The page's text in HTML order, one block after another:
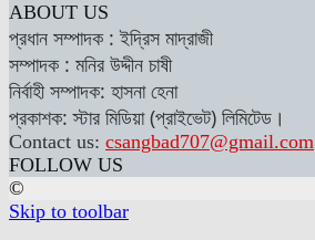
ABOUT US
প্রধান সম্পাদক : ইদ্রিস মাদ্রাজী
সম্পাদক : মনির উদ্দীন চাষী
নির্বাহী সম্পাদক: হাসনা হেনা
প্রকাশক: স্টার মিডিয়া (প্রাইভেট) লিমিটেড।
Contact us: csangbad707@gmail.com
FOLLOW US
©
Skip to toolbar